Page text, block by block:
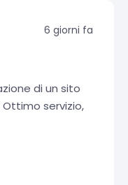
6 giorni fa
di un sito
Ottimo servizio,